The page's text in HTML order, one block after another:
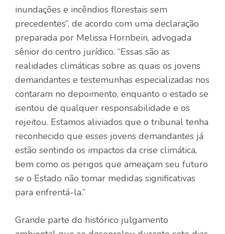
inundações e incêndios florestais sem
precedentes”, de acordo com uma declaração
preparada por Melissa Hornbein, advogada
sênior do centro jurídico. “Essas são as
realidades climáticas sobre as quais os jovens
demandantes e testemunhas especializadas nos
contaram no depoimento, enquanto o estado se
isentou de qualquer responsabilidade e os
rejeitou. Estamos aliviados que o tribunal tenha
reconhecido que esses jovens demandantes já
estão sentindo os impactos da crise climática,
bem como os perigos que ameaçam seu futuro
se o Estado não tomar medidas significativas
para enfrentá-la.”
Grande parte do histórico julgamento